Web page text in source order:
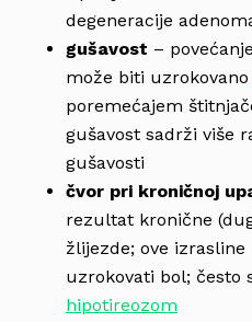
degeneracije
gušavost –
može biti uzrokovano
poremećajem
gušavost sadrži više
gušavosti
čvor pri kroničnoj
rezultat kronične
žlijezde; ove
uzrokovati bol; često
hipotireozom